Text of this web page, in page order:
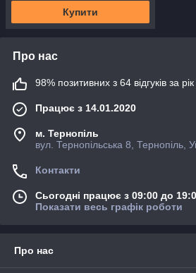
Купити
Про нас
98% позитивних з 64 відгуків за рік
Працює з 14.01.2020
м. Тернопіль
вул. Тернопільська 8, Тернопіль,
Контакти
Сьогодні працює з 09:00 до
Показати весь графік роботи
Про нас